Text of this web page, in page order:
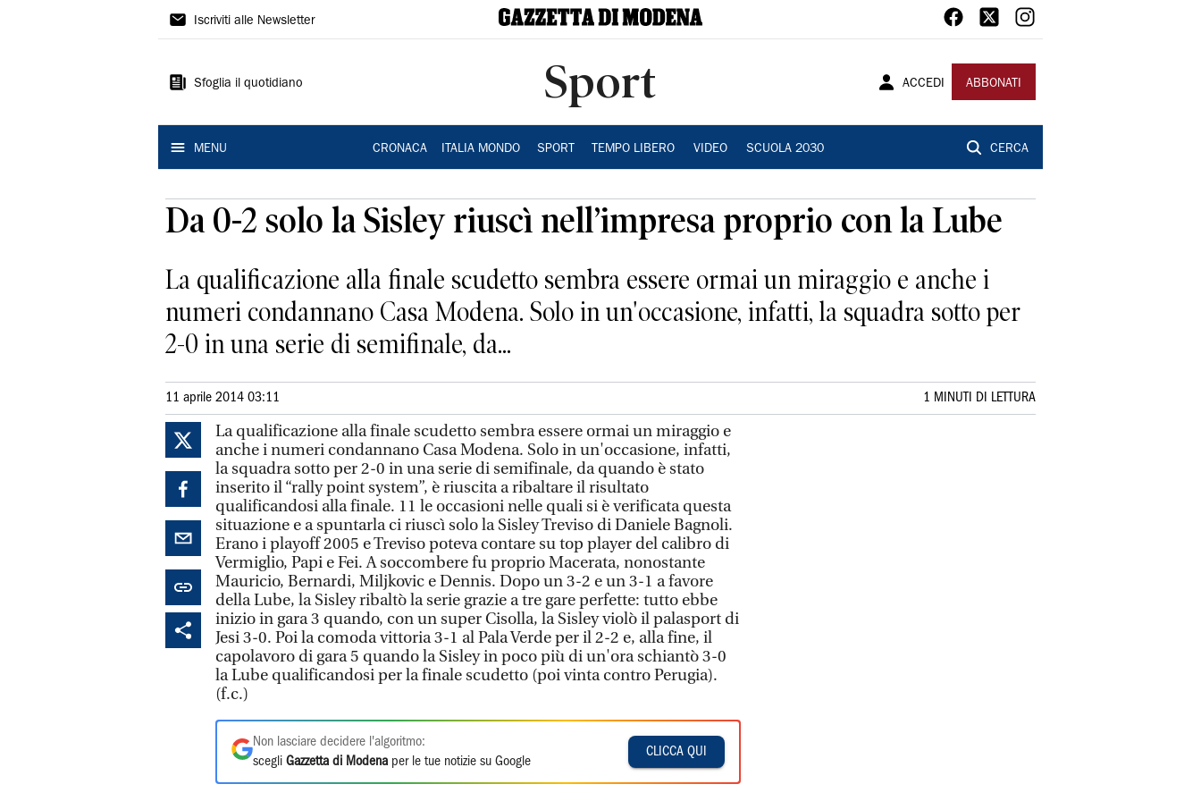
Gazzetta
Modena
Iscriviti alle Newsletter
Sfoglia il quotidiano Sport ACCEDI ABBONATI
MENU CRONACA ITALIA MONDO SPORT TEMPO LIBERO VIDEO SCUOLA 2030 CERCA
Da 0-2 solo la Sisley riuscì nell’impresa proprio con la Lube
La qualificazione alla finale scudetto sembra essere ormai un miraggio e anche i
numeri condannano Casa Modena. Solo in un'occasione, infatti, la squadra sotto per
2-0 in una serie di semifinale, da...
11 aprile 2014 03:11 1 MINUTI DI LETTURA
La qualificazione alla finale scudetto sembra essere ormai un miraggio e
anche i numeri condannano Casa Modena. Solo in un'occasione, infatti,
la squadra sotto per 2-0 in una serie di semifinale, da quando è stato
inserito il “rally point system”, è riuscita a ribaltare il risultato
qualificandosi alla finale. 11 le occasioni nelle quali si è verificata questa
situazione e a spuntarla ci riuscì solo la Sisley Treviso di Daniele Bagnoli.
Erano i playoff 2005 e Treviso poteva contare su top player del calibro di
Vermiglio, Papi e Fei. A soccombere fu proprio Macerata, nonostante
Mauricio, Bernardi, Miljkovic e Dennis. Dopo un 3-2 e un 3-1 a favore
della Lube, la Sisley ribaltò la serie grazie a tre gare perfette: tutto ebbe
inizio in gara 3 quando, con un super Cisolla, la Sisley violò il palasport di
Jesi 3-0. Poi la comoda vittoria 3-1 al Pala Verde per il 2-2 e, alla fine, il
capolavoro di gara 5 quando la Sisley in poco più di un'ora schiantò 3-0
la Lube qualificandosi per la finale scudetto (poi vinta contro Perugia).
(f.c.)
Non lasciare decidere l'algoritmo:
scegli Gazzetta di Modena per le tue notizie su Google
CLICCA QUI